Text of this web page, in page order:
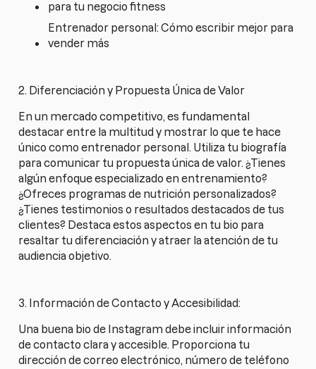
para tu negocio fitness
Entrenador personal: Cómo escribir mejor para
vender más
2. Diferenciación y Propuesta Única de Valor
En un mercado competitivo, es fundamental
destacar entre la multitud y mostrar lo que te hace
único como entrenador personal. Utiliza tu biografía
para comunicar tu propuesta única de valor. ¿Tienes
algún enfoque especializado en entrenamiento?
¿Ofreces programas de nutrición personalizados?
¿Tienes testimonios o resultados destacados de tus
clientes? Destaca estos aspectos en tu bio para
resaltar tu diferenciación y atraer la atención de tu
audiencia objetivo.
3. Información de Contacto y Accesibilidad:
Una buena bio de Instagram debe incluir información
de contacto clara y accesible. Proporciona tu
dirección de correo electrónico, número de teléfono